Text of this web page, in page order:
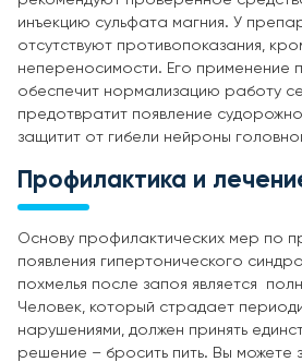
инъекцию сульфата магния. У
отсутствуют противопоказания,
непереносимости. Его применение
обеспечит нормализацию работу
предотвратит появление
защитит от гибели нейроны
Профилактика и
Основу профилактических мер по
появления гипертонического
похмелья после запоя является
Человек, который страдает
нарушениями, должен принять
решение – бросить пить. Вы можете